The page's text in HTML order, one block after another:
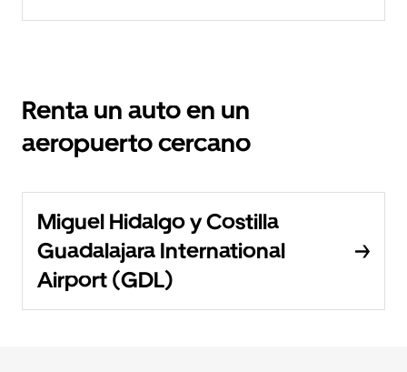
Renta un auto en un
aeropuerto cercano
Miguel Hidalgo y Costilla
Guadalajara International
Airport (GDL)